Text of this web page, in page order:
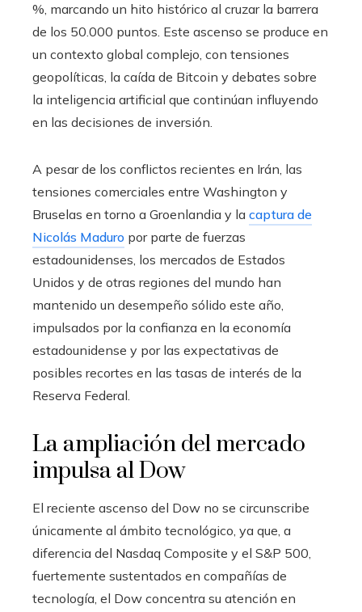
%, marcando un hito histórico al cruzar la barrera
de los 50.000 puntos. Este ascenso se produce en
un contexto global complejo, con tensiones
geopolíticas, la caída de Bitcoin y debates sobre
la inteligencia artificial que continúan influyendo
en las decisiones de inversión.
A pesar de los conflictos recientes en Irán, las
tensiones comerciales entre Washington y
Bruselas en torno a Groenlandia y la captura de
Nicolás Maduro por parte de fuerzas
estadounidenses, los mercados de Estados
Unidos y de otras regiones del mundo han
mantenido un desempeño sólido este año,
impulsados por la confianza en la economía
estadounidense y por las expectativas de
posibles recortes en las tasas de interés de la
Reserva Federal.
La ampliación del mercado
impulsa al Dow
El reciente ascenso del Dow no se circunscribe
únicamente al ámbito tecnológico, ya que, a
diferencia del Nasdaq Composite y el S&P 500,
fuertemente sustentados en compañías de
tecnología, el Dow concentra su atención en